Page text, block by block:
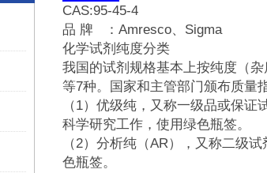
CAS:95-45-4
品 牌 ：Amresco、Sigma
化学试剂纯度分类
我国的试剂规格基本上按纯度（
等7种。国家和主管部门颁布质量
（1）优级纯，又称一级品或保
科学研究工作，使用绿色瓶签。
（2）分析纯（AR），又称二级
色瓶签。